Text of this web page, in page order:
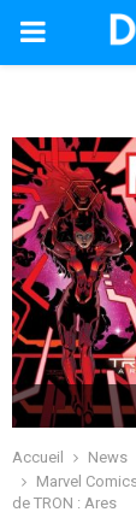
PRIMARY
Accueil
News
Marvel
de TRON : Ares